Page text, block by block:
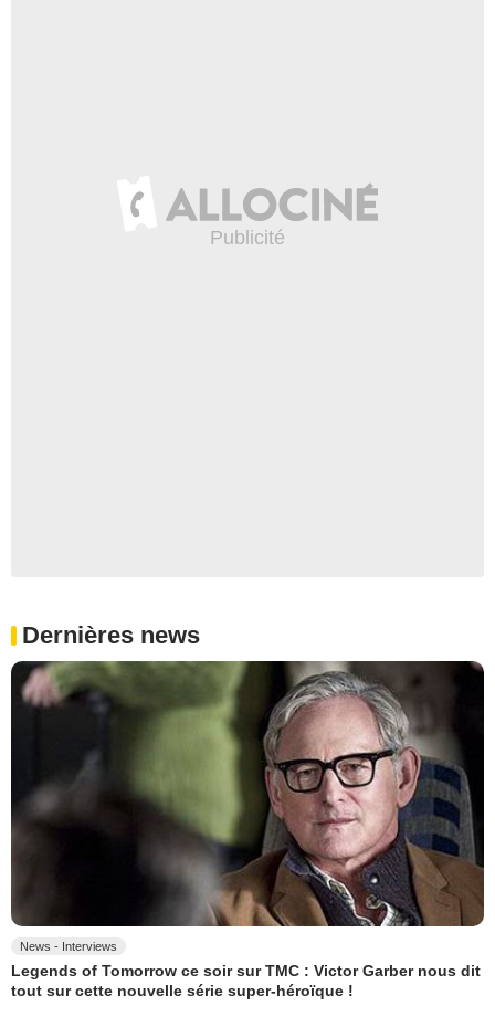
Dernières news
News - Interviews
Legends of Tomorrow ce soir sur TMC : Victor Garber nous dit
tout sur cette nouvelle série super-héroïque !